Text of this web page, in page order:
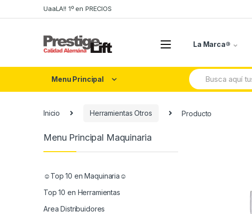
to
to
UaaLA!! 1º en PRECIOS
La Marca®
Menu Principal
Search
for:
Inicio Herramientas Otros Producto
Menu Principal Maquinaria
☺Top 10 en Maquinaria☺
Top 10 en Herramientas
Area Distribuidores